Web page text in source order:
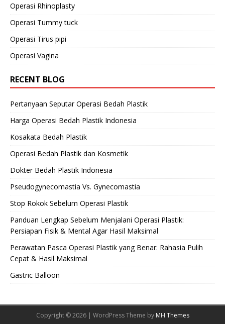
Operasi Rhinoplasty
Operasi Tummy tuck
Operasi Tirus pipi
Operasi Vagina
RECENT BLOG
Pertanyaan Seputar Operasi Bedah Plastik
Harga Operasi Bedah Plastik Indonesia
Kosakata Bedah Plastik
Operasi Bedah Plastik dan Kosmetik
Dokter Bedah Plastik Indonesia
Pseudogynecomastia Vs. Gynecomastia
Stop Rokok Sebelum Operasi Plastik
Panduan Lengkap Sebelum Menjalani Operasi Plastik:
Persiapan Fisik & Mental Agar Hasil Maksimal
Perawatan Pasca Operasi Plastik yang Benar: Rahasia Pulih
Cepat & Hasil Maksimal
Gastric Balloon
Copyright © 2026 | WordPress Theme by MH Themes